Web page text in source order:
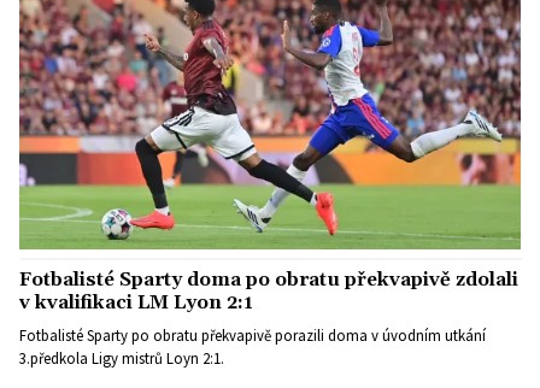
Fotbalisté Sparty doma po obratu překvapivě zdolali
v kvalifikaci LM Lyon 2:1
Fotbalisté Sparty po obratu překvapivě porazili doma v úvodním utkání
3.předkola Ligy mistrů Loyn 2:1.